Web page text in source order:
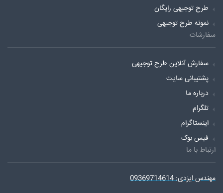
طرح توجیهی رایگان
نمونه طرح توجیهی
سفارشات
سفارش آنلاین طرح توجیهی
پشتیبانی سایت
درباره ما
تلگرام
اینستاگرام
فیس بوک
ارتباط با ما
مهندس ایزدی: 09369714614